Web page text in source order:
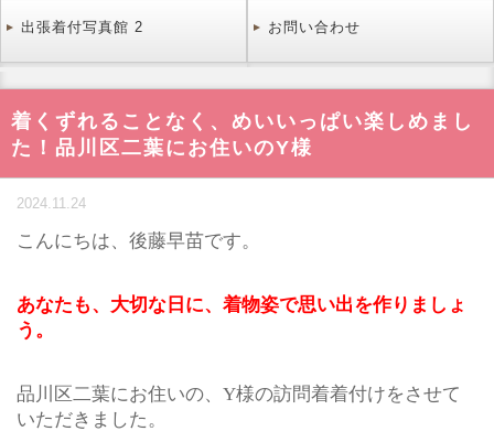
出張着付写真館 2 お問い合わせ
着くずれることなく、めいいっぱい楽しめまし
た！品川区二葉にお住いのY様
2024.11.24
こんにちは、後藤早苗です。
あなたも、大切な日に、着物姿で思い出を作りましょ
う。
品川区二葉にお住いの、Y様の訪問着着付けをさせて
いただきました。